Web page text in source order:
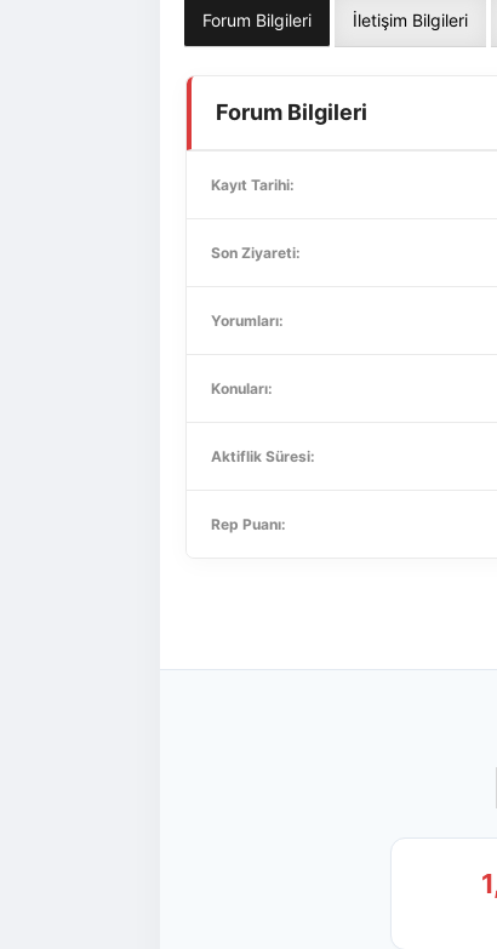
Forum Bilgileri İletişim Bilgileri
Forum Bilgileri
Kayıt Tarihi:
Son Ziyareti:
Yorumları:
Konuları:
Aktiflik Süresi:
Rep Puanı: